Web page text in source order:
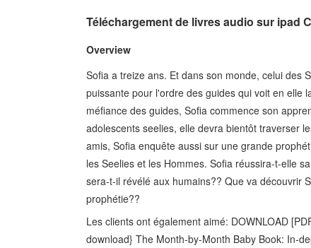
Téléchargement de livres audio sur ipad
Overview
Sofia a treize ans. Et dans son monde, celui des
puissante pour l'ordre des guides qui voit en elle
méfiance des guides, Sofia commence son
adolescents seelies, elle devra bientôt traverser
amis, Sofia enquête aussi sur une grande
les Seelies et les Hommes. Sofia réussira-t-elle
sera-t-il révélé aux humains?? Que va découvrir
prophétie??
Les clients ont également aimé: DOWNLOAD
download} The Month-by-Month Baby Book: In-